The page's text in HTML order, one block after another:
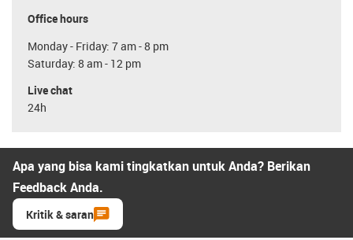
Office hours
Monday - Friday: 7 am - 8 pm
Saturday: 8 am - 12 pm
Live chat
24h
Apa yang bisa kami tingkatkan untuk Anda? Berikan
Feedback Anda.
Kritik & saran